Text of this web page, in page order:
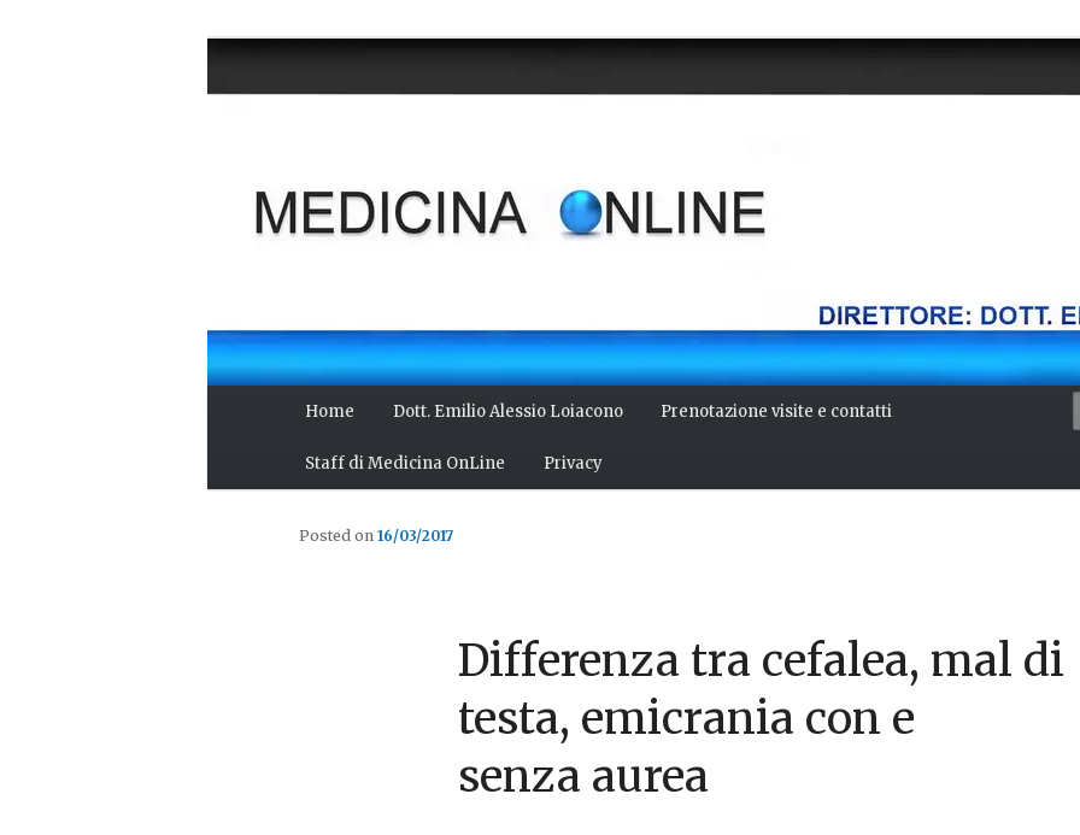
Home Dott. Emilio Alessio Loiacono Prenotazione visite e contatti
Staff di Medicina OnLine Privacy
Differenza tra cefalea, mal di
testa, emicrania con e
senza aurea
Posted on 16/03/2017